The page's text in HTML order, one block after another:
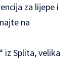
za lijepe i
na
iz Splita, velika